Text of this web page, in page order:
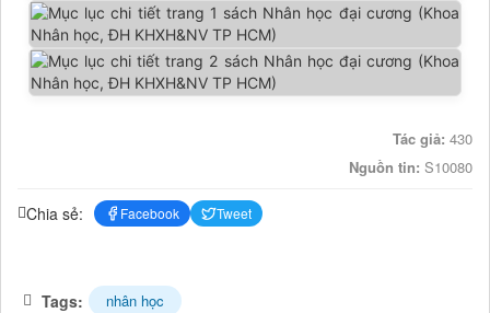
Tác giả: 430
Nguồn tin: S10080
Chia sẻ: Facebook Tweet
Tags: nhân học